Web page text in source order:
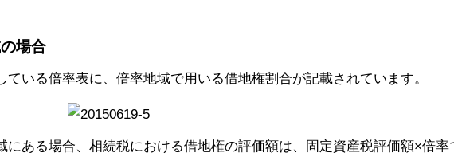
場合
ている倍率表に、倍率地域で用いる借地権割合が記載されています。
にある場合、相続税における借地権の評価額は、固定資産税評価額×倍率